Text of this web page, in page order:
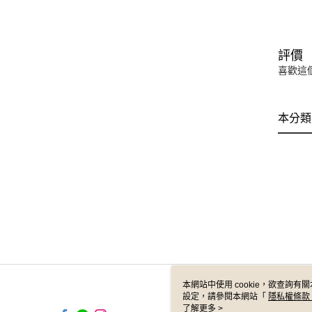
評價
喜歡這
本分
本網站中使用 cookie，欲查詢有
設定，請參閱本網站「 隱私權條款
使用 cookie。
了解更多 >